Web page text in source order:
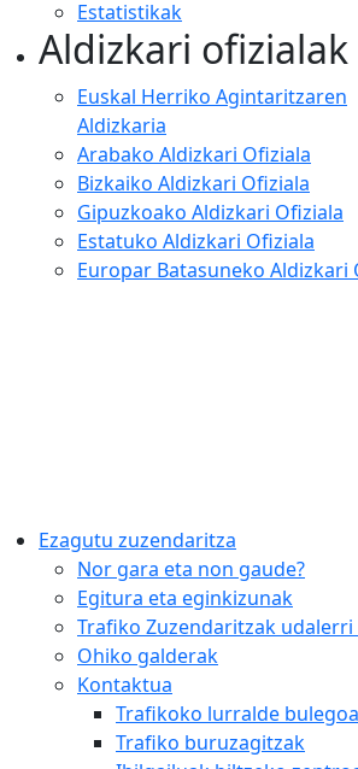
Estatistikak
Aldizkari ofizialak
Euskal Herriko Agintaritzaren
Aldizkaria
Arabako Aldizkari Ofiziala
Bizkaiko Aldizkari Ofiziala
Gipuzkoako Aldizkari Ofiziala
Estatuko Aldizkari Ofiziala
Europar Batasuneko Aldizkari
Ezagutu zuzendaritza
Nor gara eta non gaude?
Egitura eta eginkizunak
Trafiko Zuzendaritzak
Ohiko galderak
Kontaktua
Trafikoko lurralde
Trafiko buruzagitzak